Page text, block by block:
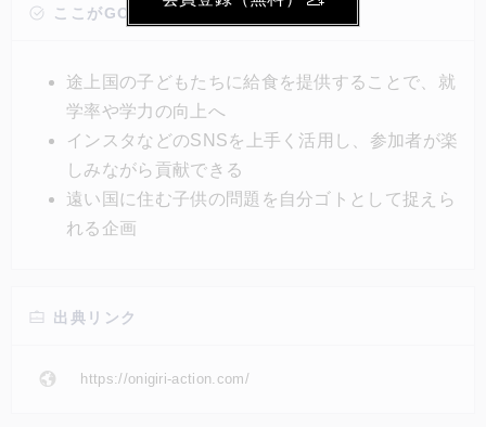
リカやアジアの給食5食分に相当する100円が寄付さ
日本では750社以上と協力しながら、アフリカ、アジ
アの6か国にこれまで6300万食を提供している。
ここがGOOD!
途上国の子どもたちに給食を提供することで、就
学率や学力の向上へ
インスタなどのSNSを上手く活用し、参加者が楽
しみながら貢献できる
遠い国に住む子供の問題を自分ゴトとして捉えら
れる企画
出典リンク
https://onigiri-action.com/